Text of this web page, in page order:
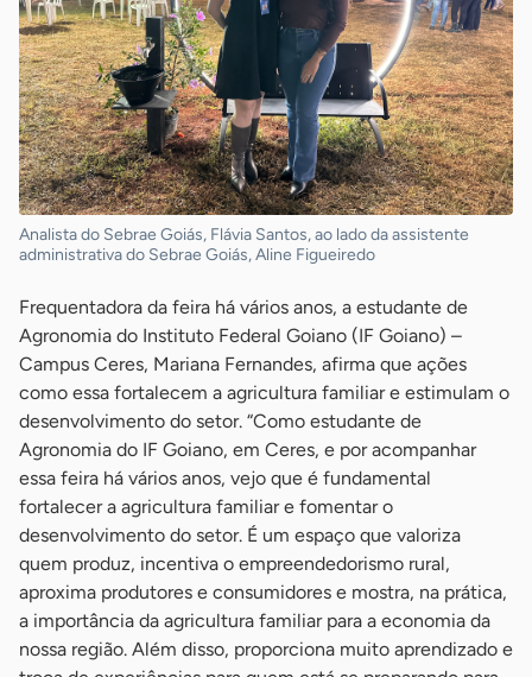
Analista do Sebrae Goiás, Flávia Santos, ao lado da assistente
administrativa do Sebrae Goiás, Aline Figueiredo
Frequentadora da feira há vários anos, a estudante de
Agronomia do Instituto Federal Goiano (IF Goiano) –
Campus Ceres, Mariana Fernandes, afirma que ações
como essa fortalecem a agricultura familiar e estimulam o
desenvolvimento do setor. “Como estudante de
Agronomia do IF Goiano, em Ceres, e por acompanhar
essa feira há vários anos, vejo que é fundamental
fortalecer a agricultura familiar e fomentar o
desenvolvimento do setor. É um espaço que valoriza
quem produz, incentiva o empreendedorismo rural,
aproxima produtores e consumidores e mostra, na prática,
a importância da agricultura familiar para a economia da
nossa região. Além disso, proporciona muito aprendizado e